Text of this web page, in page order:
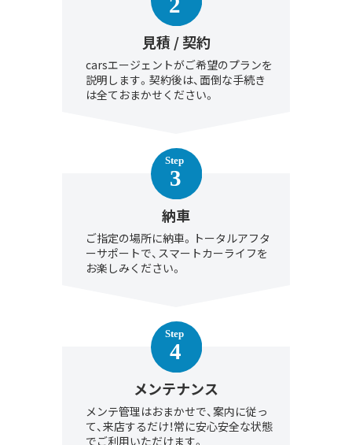
見積 / 契約
carsエージェントがご希望のプランを
説明します。契約後は、面倒な手続き
は全ておまかせください。
納車
ご指定の場所に納車。トータルアフタ
ーサポートで、スマートカーライフを
お楽しみください。
メンテナンス
メンテ管理はおまかせで、案内に従っ
て、来店するだけ！常に安心安全な状態
でご利用いただけます。